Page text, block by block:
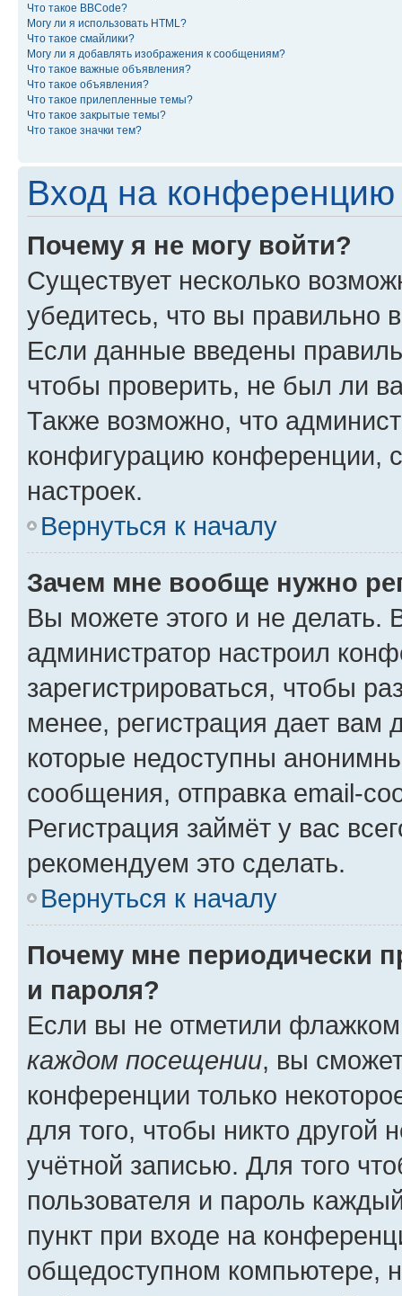
Что такое BBCode?
Могу ли я использовать HTML?
Что такое смайлики?
Могу ли я добавлять изображения к сообщениям?
Что такое важные объявления?
Что такое объявления?
Что такое прилепленные темы?
Что такое закрытые темы?
Что такое значки тем?
Вход на конференцию
Почему я не могу войти?
Существует несколько
убедитесь, что вы правильно
Если данные введены
чтобы проверить, не был ли
Также возможно, что
конфигурацию конференции,
настроек.
Вернуться к началу
Зачем мне вообще нужно
Вы можете этого и не делать.
администратор настроил
зарегистрироваться, чтобы
менее, регистрация дает вам
которые недоступны
сообщения, отправка email-
Регистрация займёт у вас
рекомендуем это сделать.
Вернуться к началу
Почему мне периодически
и пароля?
Если вы не отметили
каждом посещении, вы
конференции только
для того, чтобы никто другой
учётной записью. Для того
пользователя и пароль
пункт при входе на
общедоступном компьютере,